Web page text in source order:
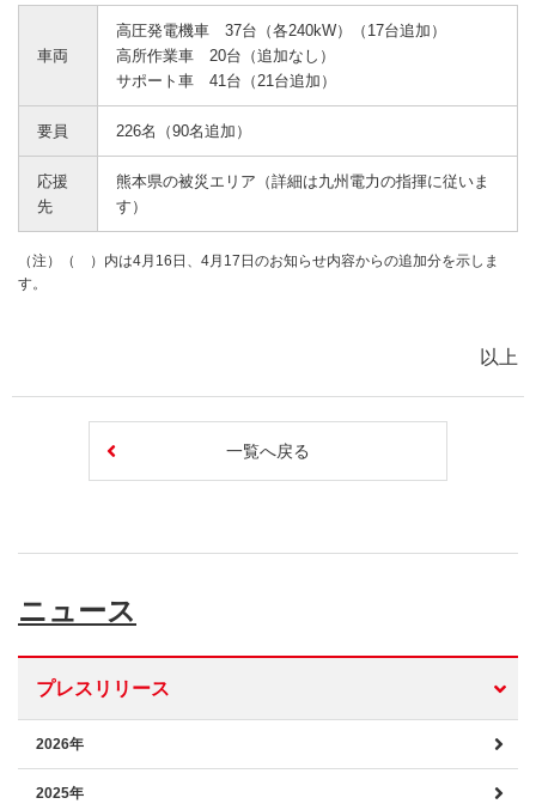
車両
高圧発電機車 37台（各240kW）（17台追加）
高所作業車 20台（追加なし）
サポート車 41台（21台追加）
要員 226名（90名追加）
応援
先
熊本県の被災エリア（詳細は九州電力の指揮に従いま
す）
（注）（ ）内は4月16日、4月17日のお知らせ内容からの追加分を示しま
す。
以上
一覧へ戻る
ニュース
プレスリリース
2026年
2025年